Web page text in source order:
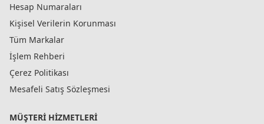
Hesap Numaraları
Kişisel Verilerin Korunması
Tüm Markalar
İşlem Rehberi
Çerez Politikası
Mesafeli Satış Sözleşmesi
MÜŞTERI HIZMETLERI